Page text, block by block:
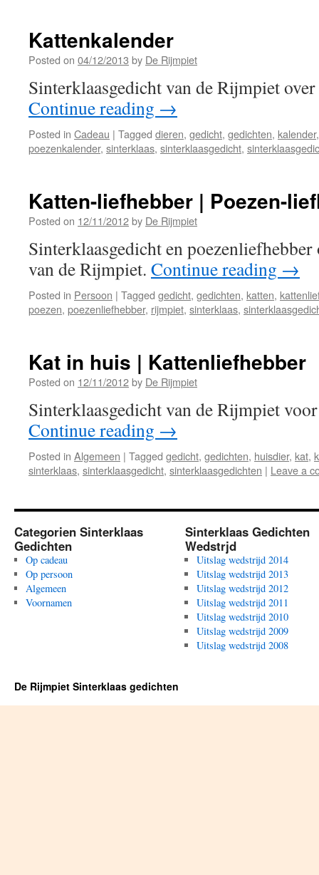
Kattenkalender
Posted on 04/12/2013 by De Rijmpiet
Sinterklaasgedicht van de Rijmpiet
Continue reading →
Posted in Cadeau | Tagged dieren, gedicht, gedichten, kalender
poezenkalender, sinterklaas, sinterklaasgedicht,
Katten-liefhebber | Poezen-
Posted on 12/11/2012by De Rijmpiet
Sinterklaasgedicht en
van de Rijmpiet. Continue reading →
Posted in Persoon | Tagged gedicht, gedichten, katten,
poezen, poezenliefhebber, rijmpiet, sinterklaas,
Kat in huis | Kattenliefhebber
Posted on 12/11/2012by De Rijmpiet
Sinterklaasgedicht van de Rijmpiet
Continue reading →
Posted in Algemeen | Tagged gedicht, gedichten, huisdier, kat,
sinterklaas, sinterklaasgedicht, sinterklaasgedichten | Leave a
Categorien Sinterklaas
Gedichten
Op cadeau
Op persoon
Algemeen
Voornamen
Sinterklaas Gedichten
Wedstrjd
Uitslag wedstrijd 2014
Uitslag wedstrijd 2013
Uitslag wedstrijd 2012
Uitslag wedstrijd 2011
Uitslag wedstrijd 2010
Uitslag wedstrijd 2009
Uitslag wedstrijd 2008
De Rijmpiet Sinterklaas gedichten